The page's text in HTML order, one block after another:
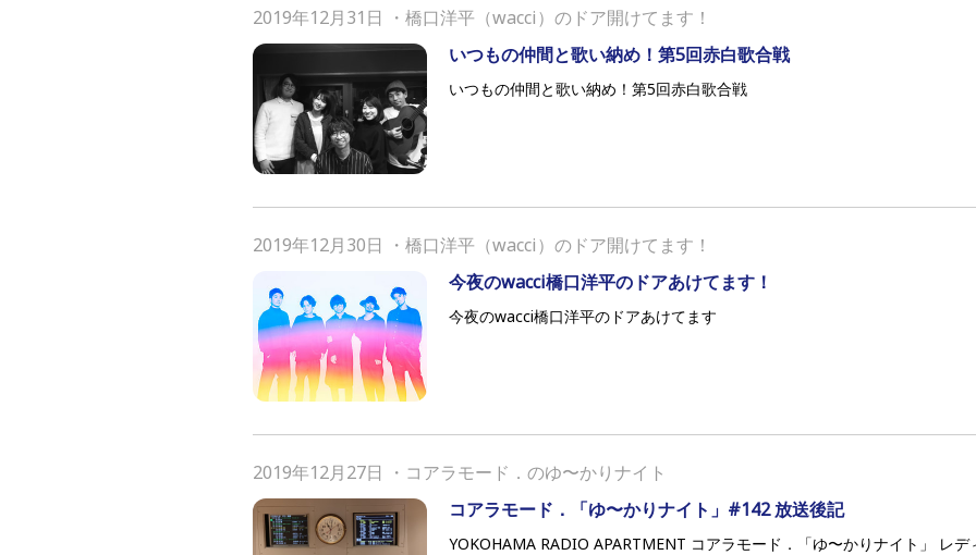
2019年12月31日 ・ 橋口洋平（wacci）のドア開けてます！
いつもの仲間と歌い納め！第5回赤白歌合戦
いつもの仲間と歌い納め！第5回赤白歌合戦
2019年12月30日 ・ 橋口洋平（wacci）のドア開けてます！
今夜のwacci橋口洋平のドアあけてます！
今夜のwacci橋口洋平のドアあけてます
2019年12月27日 ・ コアラモード．のゆ〜かりナイト
コアラモード．「ゆ〜かりナイト」#142 放送後記
YOKOHAMA RADIO APARTMENT コアラモード．「ゆ〜かりナイト」 レ